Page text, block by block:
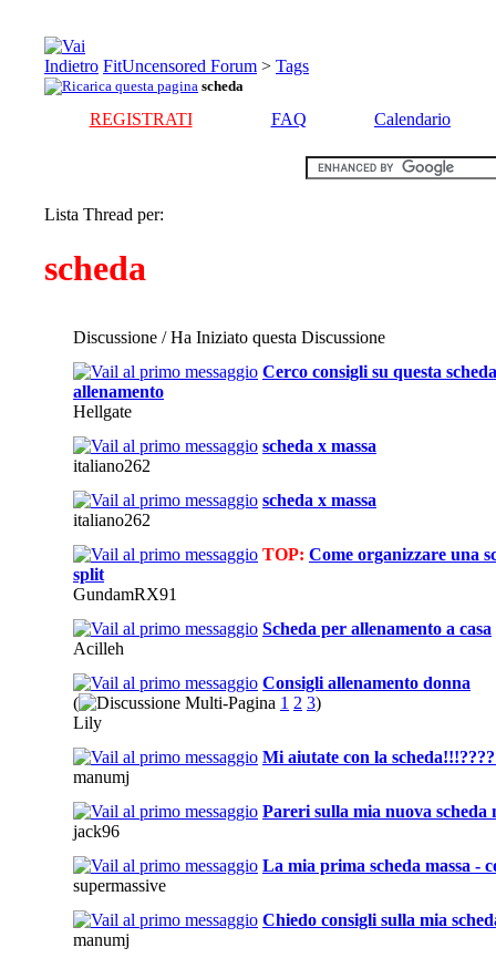
FitUncensored Forum > Tags
scheda
REGISTRATI FAQ Calendario
Lista Thread per:
scheda
Discussione / Ha Iniziato questa Discussione
Cerco consigli su questa
allenamento
Hellgate
scheda x massa
italiano262
scheda x massa
italiano262
TOP: Come organizzare una
split
GundamRX91
Scheda per allenamento a casa
Acilleh
Consigli allenamento donna
(
1 2 3)
Lily
Mi aiutate con la
manumj
Pareri sulla mia nuova scheda
jack96
La mia prima scheda massa -
supermassive
Chiedo consigli sulla mia
manumj